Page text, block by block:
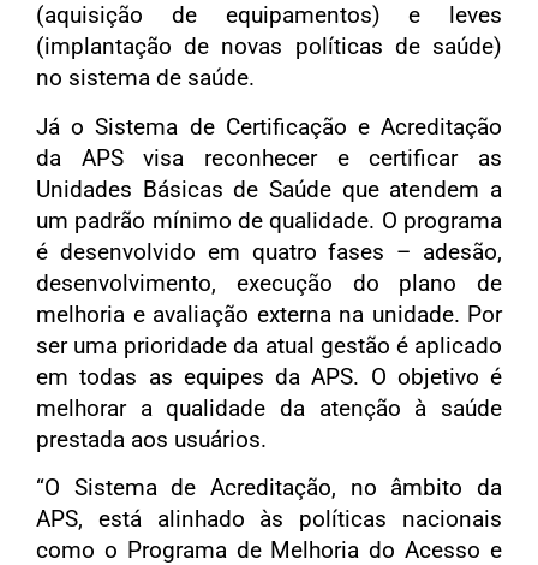
(aquisição de equipamentos) e leves
(implantação de novas políticas de saúde)
no sistema de saúde.
Já o Sistema de Certificação e Acreditação
da APS visa reconhecer e certificar as
Unidades Básicas de Saúde que atendem a
um padrão mínimo de qualidade. O programa
é desenvolvido em quatro fases – adesão,
desenvolvimento, execução do plano de
melhoria e avaliação externa na unidade. Por
ser uma prioridade da atual gestão é aplicado
em todas as equipes da APS. O objetivo é
melhorar a qualidade da atenção à saúde
prestada aos usuários.
“O Sistema de Acreditação, no âmbito da
APS, está alinhado às políticas nacionais
como o Programa de Melhoria do Acesso e